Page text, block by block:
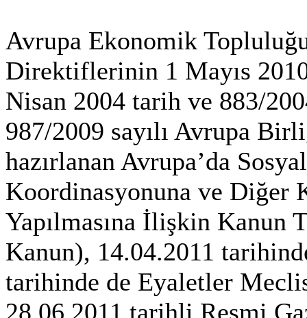
Avrupa Ekonomik
Direktiflerinin 1 Mayıs
Nisan 2004 tarih ve 883/
987/2009 sayılı Avrupa
hazırlanan Avrupa’da
Koordinasyonuna ve Diğer
Yapılmasına İlişkin Kanun
Kanun), 14.04.2011
tarihinde de Eyaletler
28.06.2011 tarihli Resmi